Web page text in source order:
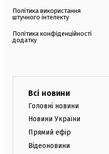
Політика використання
штучного інтелекту
Політика конфіденційності
додатку
Всі новини
Головні новини
Новини України
Прямий ефір
Відеоновини